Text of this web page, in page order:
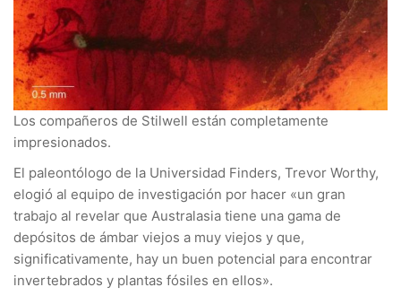
Los compañeros de Stilwell están completamente
impresionados.
El paleontólogo de la Universidad Finders, Trevor Worthy,
elogió al equipo de investigación por hacer «un gran
trabajo al revelar que Australasia tiene una gama de
depósitos de ámbar viejos a muy viejos y que,
significativamente, hay un buen potencial para encontrar
invertebrados y plantas fósiles en ellos».